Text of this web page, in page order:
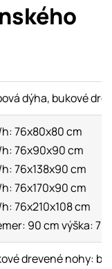
dýha, bukové
76x80x80 cm
76x90x90 cm
76x138x90 cm
76x170x90 cm
76x210x108 cm
90 cm výška: 76
drevené nohy: